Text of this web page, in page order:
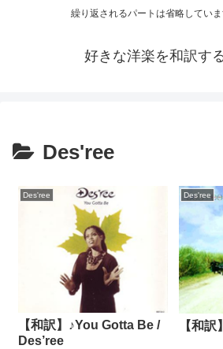
繰り返されるパートは省略していま
好きな洋楽を和訳す
Des'ree
Des'ree
【和訳】♪You Gotta Be /
Des’ree
Des'ree
【和